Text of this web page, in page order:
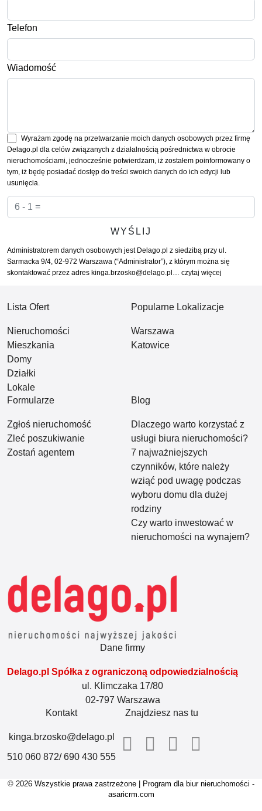
Telefon
Wiadomość
Wyrażam zgodę na przetwarzanie moich danych osobowych przez firmę
Delago.pl dla celów związanych z działalnością pośrednictwa w obrocie
nieruchomościami, jednocześnie potwierdzam, iż zostałem poinformowany o
tym, iż będę posiadać dostęp do treści swoich danych do ich edycji lub
usunięcia.
Administratorem danych osobowych jest Delago.pl z siedzibą przy ul.
Sarmacka 9/4, 02-972 Warszawa (“Administrator”), z którym można się
skontaktować przez adres kinga.brzosko@delago.pl… czytaj więcej
Lista Ofert
Nieruchomości
Mieszkania
Domy
Działki
Lokale
Popularne Lokalizacje
Warszawa
Katowice
Formularze
Zgłoś nieruchomość
Zleć poszukiwanie
Zostań agentem
Blog
Dlaczego warto korzystać z
usługi biura nieruchomości?
7 najważniejszych
czynników, które należy
wziąć pod uwagę podczas
wyboru domu dla dużej
rodziny
Czy warto inwestować w
nieruchomości na wynajem?
Dane firmy
Delago.pl Spółka z ograniczoną odpowiedzialnością
ul. Klimczaka 17/80
02-797 Warszawa
Kontakt
kinga.brzosko@delago.pl
510 060 872/ 690 430 555
Znajdziesz nas tu
© 2026 Wszystkie prawa zastrzeżone | Program dla biur nieruchomości -
asaricrm.com